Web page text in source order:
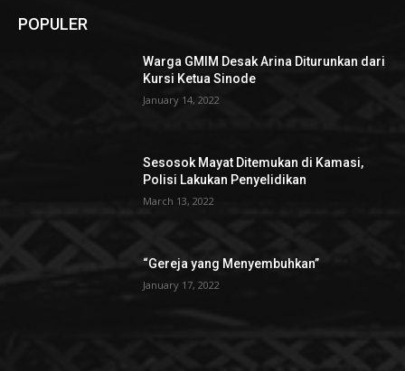
POPULER
Warga GMIM Desak Arina Diturunkan dari
Kursi Ketua Sinode
January 14, 2022
Sesosok Mayat Ditemukan di Kamasi,
Polisi Lakukan Penyelidikan
March 13, 2022
“Gereja yang Menyembuhkan”
January 17, 2022